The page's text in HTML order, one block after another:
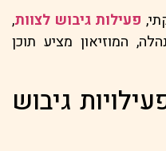
פעילות גיבוש לצוות,
המוזיאון מציע תוכן
גיבוש